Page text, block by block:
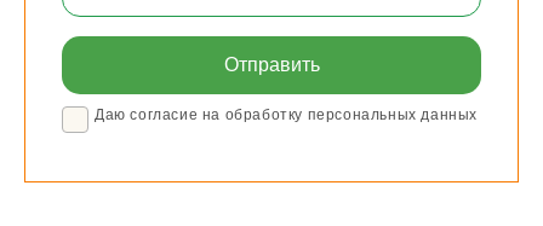
Даю согласие на обработку персональных данных